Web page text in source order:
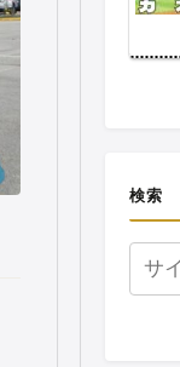
検索